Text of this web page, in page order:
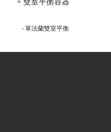
+ 雙室平衡容器
- 單法蘭雙室平衡